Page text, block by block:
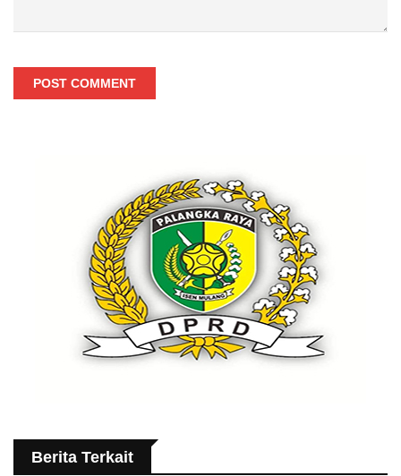
POST COMMENT
Berita Terkait